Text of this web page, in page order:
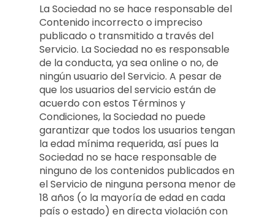
La Sociedad no se hace responsable del
Contenido incorrecto o impreciso
publicado o transmitido a través del
Servicio. La Sociedad no es responsable
de la conducta, ya sea online o no, de
ningún usuario del Servicio. A pesar de
que los usuarios del servicio están de
acuerdo con estos Términos y
Condiciones, la Sociedad no puede
garantizar que todos los usuarios tengan
la edad mínima requerida, así pues la
Sociedad no se hace responsable de
ninguno de los contenidos publicados en
el Servicio de ninguna persona menor de
18 años (o la mayoría de edad en cada
país o estado) en directa violación con